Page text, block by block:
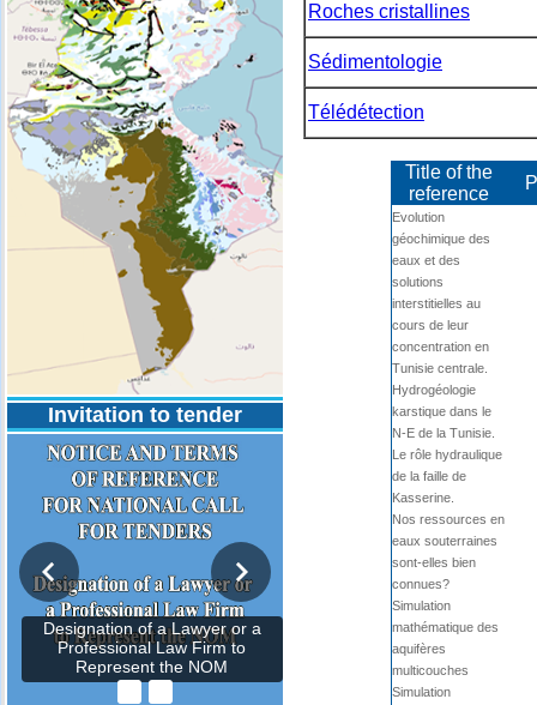
Invitation to tender
Designation of a Lawyer or a
Professional Law Firm to
Represent the NOM
Roches cristallines
Sédimentologie
Télédétection
Title of the
reference
Evolution
géochimique des
eaux et des
solutions
interstitielles au
cours de leur
concentration en
Tunisie centrale.
Hydrogéologie
karstique dans le
N-E de la Tunisie.
Le rôle hydraulique
de la faille de
Kasserine.
Nos ressources en
eaux souterraines
sont-elles bien
connues?
Simulation
mathématique des
aquifères
multicouches
Simulation